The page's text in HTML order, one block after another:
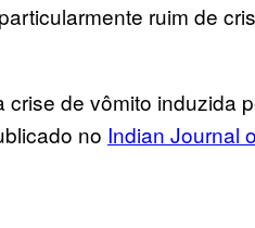
ruim de
de vômito induzida
no Indian Journal